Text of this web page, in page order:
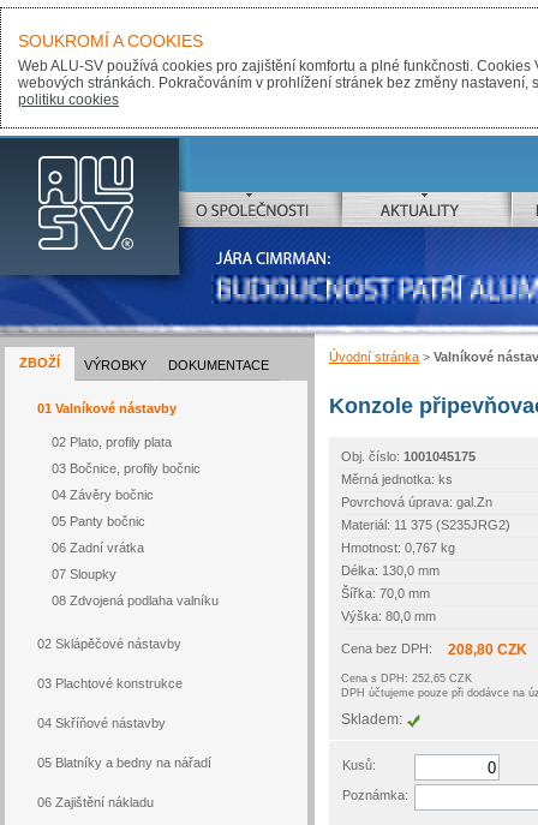
ALU-SV
O SPOLEČNOSTI AKTUALITY
JÁRA CIMRMAN:
BUDOUCNOST PATŘÍ ALUMINIU
ZBOŽÍ
01 Valníkové nástavby
02 Plato, profily plata
03 Bočnice, profily bočnic
04 Závěry bočnic
05 Panty bočnic
06 Zadní vrátka
07 Sloupky
08 Zdvojená podlaha valníku
02 Sklápěčové nástavby
03 Plachtové konstrukce
04 Skříňové nástavby
05 Blatníky a bedny na nářadí
06 Zajištění nákladu
VÝROBKY DOKUMENTACE
Úvodní stránka > Valníkové
Konzole
Obj. číslo: 1001045175
Měrná jednotka: ks
Povrchová úprava: gal.Zn
Materiál: 11 375 (S235JRG2)
Hmotnost: 0,767 kg
Délka: 130,0 mm
Šířka: 70,0 mm
Výška: 80,0 mm
Cena bez DPH: 208,80 CZK
Cena s DPH: 252,65 CZK
DPH účtujeme pouze při dodávce na
Skladem:
Kusů:
Poznámka:
SOUKROMÍ A COOKIES
Web ALU-SV používá cookies pro zajištění komfortu a plné funkčnosti.
webových stránkách. Pokračováním v prohlížení stránek bez změny
politiku cookies